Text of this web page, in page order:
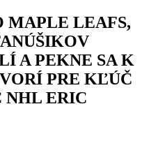
MAPLE LEAFS,
A PEKNE SA K
PRE KĽÚČ
ERIC